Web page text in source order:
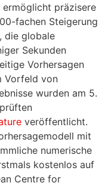
ermöglicht präzisere
fachen Steigerung
die globale
Sekunden
Vorhersagen
Vorfeld von
wurden am 5.
veröffentlicht.
mit
numerische
kostenlos auf
Centre for